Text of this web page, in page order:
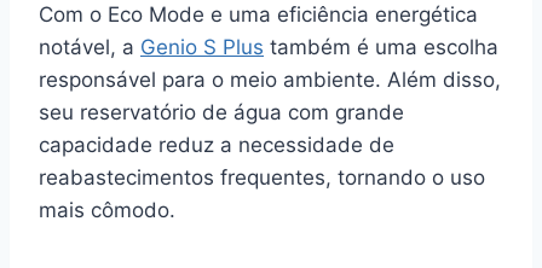
Com o Eco Mode e uma eficiência energética
notável, a Genio S Plus também é uma escolha
responsável para o meio ambiente. Além disso,
seu reservatório de água com grande
capacidade reduz a necessidade de
reabastecimentos frequentes, tornando o uso
mais cômodo.